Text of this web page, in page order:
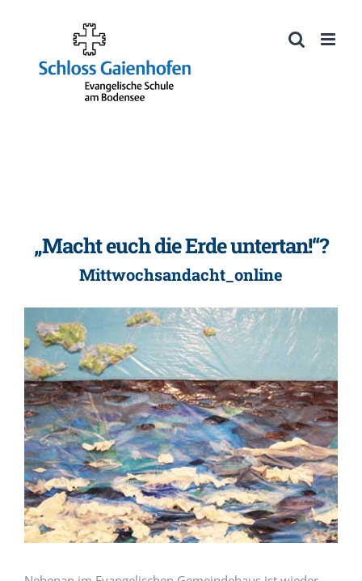
Werkzeugleiste öffnen
springen
„Macht euch die Erde untertan!“?
Mittwochsandacht_online